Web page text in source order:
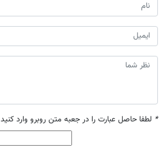
* لطفا حاصل عبارت را در جعبه متن روبرو وارد کنید